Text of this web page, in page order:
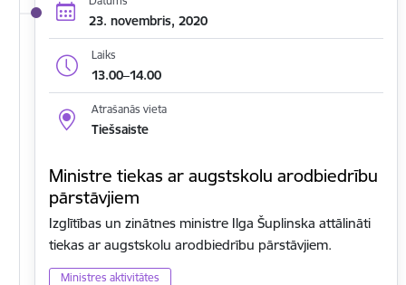
23. novembris, 2020
Laiks
13.00–14.00
Atrašanās vieta
Tiešsaiste
Ministre tiekas ar augstskolu arodbiedrību
pārstāvjiem
Izglītības un zinātnes ministre Ilga Šuplinska attālināti
tiekas ar augstskolu arodbiedrību pārstāvjiem.
Ministres aktivitātes